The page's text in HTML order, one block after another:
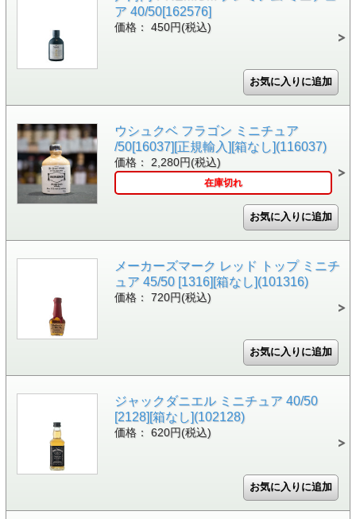
ア 40/50[162576]
価格： 450円(税込)
ウシュクベ フラゴン ミニチュア
/50[16037][正規輸入][箱なし](116037)
価格： 2,280円(税込)
在庫切れ
メーカーズマーク レッド トップ ミニチ
ュア 45/50 [1316][箱なし](101316)
価格： 720円(税込)
ジャックダニエル ミニチュア 40/50
[2128][箱なし](102128)
価格： 620円(税込)